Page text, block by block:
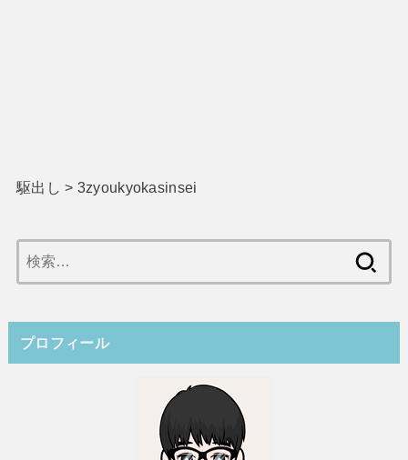
駆出し > 3zyoukyokasinsei
索:
プロフィール